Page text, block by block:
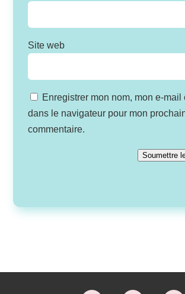
Site web
Enregistrer mon nom, mon e-mail
dans le navigateur pour mon
commentaire.
Soumettre